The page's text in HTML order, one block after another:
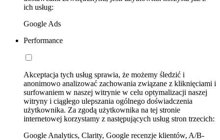
ich usług:
Google Ads
Performance
Akceptacja tych usług sprawia, że możemy śledzić i
anonimowo analizować zachowania związane z kliknięciami i
surfowaniem w naszej witrynie w celu optymalizacji naszej
witryny i ciągłego ulepszania ogólnego doświadczenia
użytkownika. Za zgodą użytkownika na tej stronie
internetowej korzystamy z następujących usług stron trzecich:
Google Analytics, Clarity, Google recenzje klientów, A/B-